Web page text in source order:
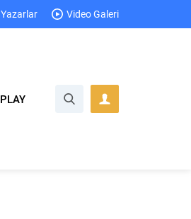
Yazarlar Video Galeri
PLAY